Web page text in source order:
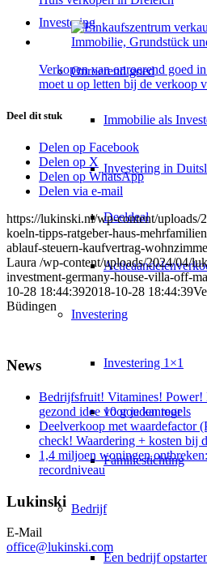
Investering
Onroerend goed
Immobilie als
Investering in
Deeldeal
Investering
Investering 1×1
10 gouden regels
Familiestichting
Bedrijf
Een bedrijf
Verkopen van onroerend goed
moet u op letten bij de verkoop
Deel dit stuk
Delen op Facebook
Delen op X
Delen op WhatsApp
Delen via e-mail
https://lukinski.nl/wp-content/uploads/
koeln-tipps-ratgeber-haus-
ablauf-steuern-kaufvertrag-
Laura /wp-content/uploads/2024/04/
investment-germany-house-villa-off-
10-28 18:44:392018-10-28 18:44:39
Büdingen
News
Bedrijfsfruit! Vitamines! Power!
gezond idee voor je kantoor
Deelverkoop met waardefactor
check! Waardering + kosten bij
1,4 miljoen woningen
recordniveau
Lukinski
E-Mail
office@lukinski.com